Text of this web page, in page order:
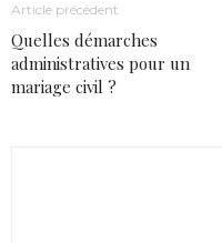
Article précédent
Quelles démarches
administratives pour un
mariage civil ?